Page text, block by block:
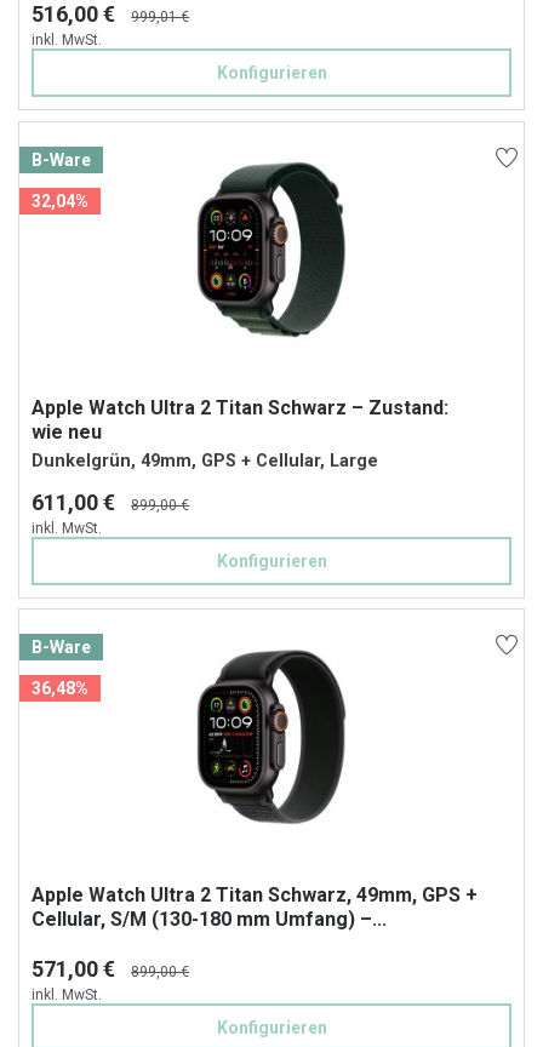
516,00 €
999,01 €
inkl. MwSt.
Konfigurieren
B-Ware
32,04%
Apple Watch Ultra 2 Titan Schwarz – Zustand:
wie neu
Dunkelgrün, 49mm, GPS + Cellular, Large
611,00 €
899,00 €
inkl. MwSt.
Konfigurieren
B-Ware
36,48%
Apple Watch Ultra 2 Titan Schwarz, 49mm, GPS +
Cellular, S/M (130-180 mm Umfang) –...
571,00 €
899,00 €
inkl. MwSt.
Konfigurieren